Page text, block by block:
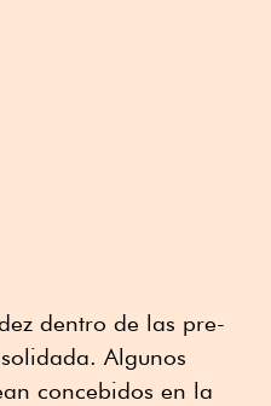
dentro de las pre-
Algunos
concebidos en la